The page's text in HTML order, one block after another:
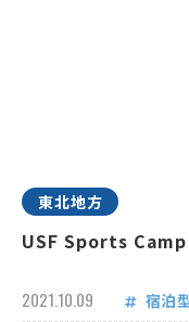
東北地方
USF Sports Camp
2021.10.09 宿泊